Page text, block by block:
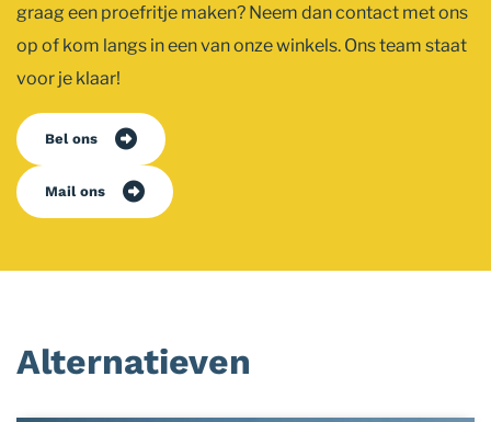
graag een proefritje maken? Neem dan contact met ons
op of kom langs in een van onze winkels. Ons team staat
voor je klaar!
Bel ons
Mail ons
Alternatieven